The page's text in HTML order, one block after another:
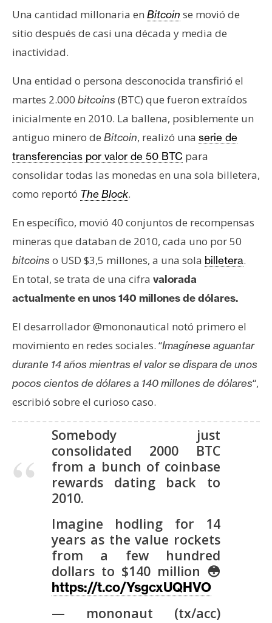
l
i
s
s
N
o
t
a
d
e
r
e
n
s
T
e
m
a
Una cantidad millonaria en Bitcoin se movió de
sitio después de casi una década y media de
inactividad.
Una entidad o persona desconocida transfirió el
martes 2.000 bitcoins (BTC) que fueron extraídos
inicialmente en 2010. La ballena, posiblemente un
antiguo minero de Bitcoin, realizó una serie de
transferencias por valor de 50 BTC para
consolidar todas las monedas en una sola billetera,
como reportó The Block.
En específico, movió 40 conjuntos de recompensas
mineras que databan de 2010, cada uno por 50
bitcoins o USD $3,5 millones, a una sola billetera.
En total, se trata de una cifra valorada
actualmente en unos 140 millones de dólares.
El desarrollador @mononautical notó primero el
movimiento en redes sociales. “Imagínese aguantar
durante 14 años mientras el valor se dispara de unos
pocos cientos de dólares a 140 millones de dólares“,
escribió sobre el curioso caso.
Somebody just
consolidated 2000 BTC
from a bunch of coinbase
rewards dating back to
2010.
Imagine hodling for 14
years as the value rockets
from a few hundred
dollars to $140 million 😳
https://t.co/YsgcxUQHVO
— mononaut (tx/acc)